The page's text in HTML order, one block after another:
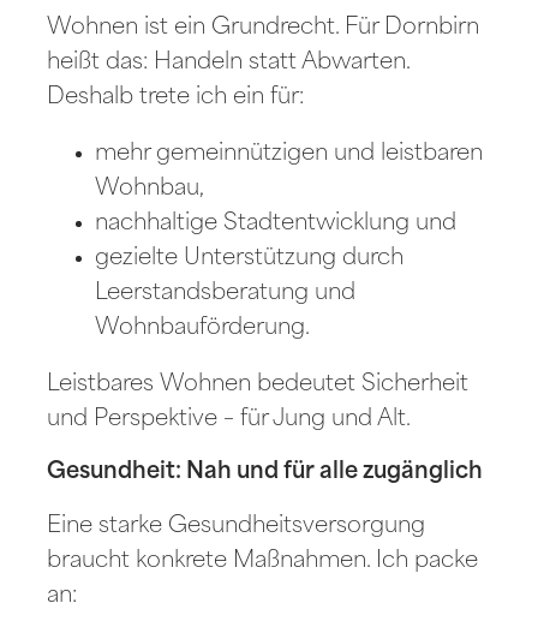
Wohnen ist ein Grundrecht. Für Dornbirn
heißt das: Handeln statt Abwarten.
Deshalb trete ich ein für:
mehr gemeinnützigen und leistbaren
Wohnbau,
nachhaltige Stadtentwicklung und
gezielte Unterstützung durch
Leerstandsberatung und
Wohnbauförderung.
Leistbares Wohnen bedeutet Sicherheit
und Perspektive – für Jung und Alt.
Gesundheit: Nah und für alle zugänglich
Eine starke Gesundheitsversorgung
braucht konkrete Maßnahmen. Ich packe
an: